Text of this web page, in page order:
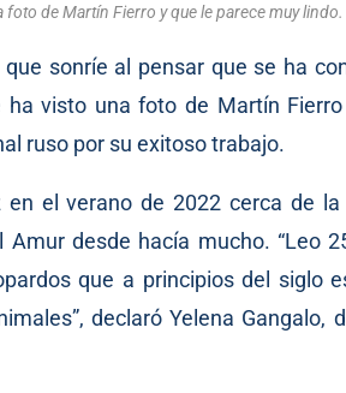
foto de Martín Fierro y que le parece muy lindo.
sonríe al pensar que se ha
ha visto una foto de Martín
ruso por su exitoso trabajo.
el verano de 2022 cerca de la
desde hacía mucho. “Leo
que a principios del siglo
declaró Yelena Gangalo,